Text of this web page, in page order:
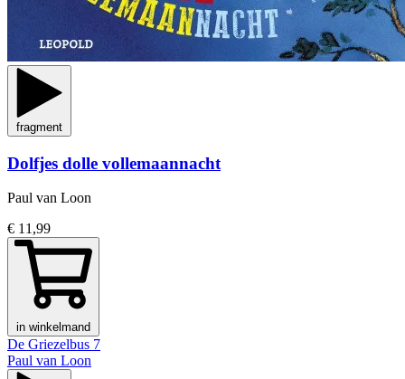
fragment
Dolfjes dolle vollemaannacht
Paul van Loon
€ 11,99
in winkelmand
De Griezelbus 7
Paul van Loon